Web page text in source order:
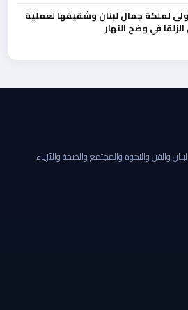
لملكة جمال لبنان وشقيقها لعملية
في وضح النهار
والفن والنجوم والمجتمع والصحة والأزياء